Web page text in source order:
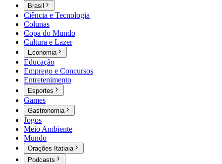
Brasil
Ciência e Tecnologia
Colunas
Copa do Mundo
Cultura e Lazer
Economia
Educação
Emprego e Concursos
Entretenimento
Esportes
Games
Gastronomia
Jogos
Meio Ambiente
Mundo
Orações Itatiaia
Podcasts